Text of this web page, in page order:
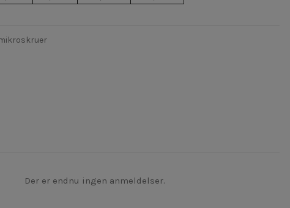
Der er endnu ingen anmeldelser.